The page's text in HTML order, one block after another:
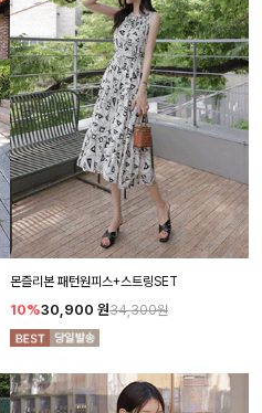
몬즐리본 패턴원피스+스트링SET
10%30,900 원34,300원